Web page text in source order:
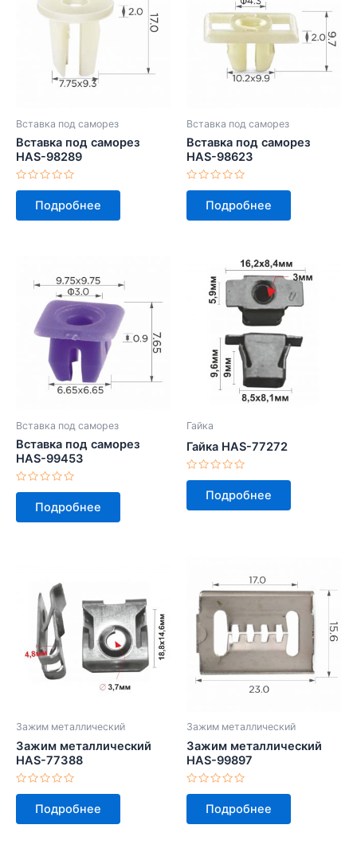
Вставка под саморез
Вставка под саморез
HAS-98289
Оценка
5
Подробнее
Вставка под саморез
Вставка под саморез
HAS-98623
Оценка
5
Подробнее
Вставка под саморез
Вставка под саморез
HAS-99453
Оценка
5
Подробнее
Гайка
Гайка HAS-77272
Оценка
5
Подробнее
Зажим металлический
Зажим металлический
HAS-77388
Оценка
5
Подробнее
Зажим металлический
Зажим металлический
HAS-99897
Оценка
5
Подробнее